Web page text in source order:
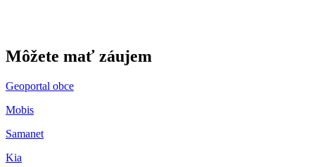
Môžete mať záujem
Geoportal obce
Mobis
Samanet
Kia